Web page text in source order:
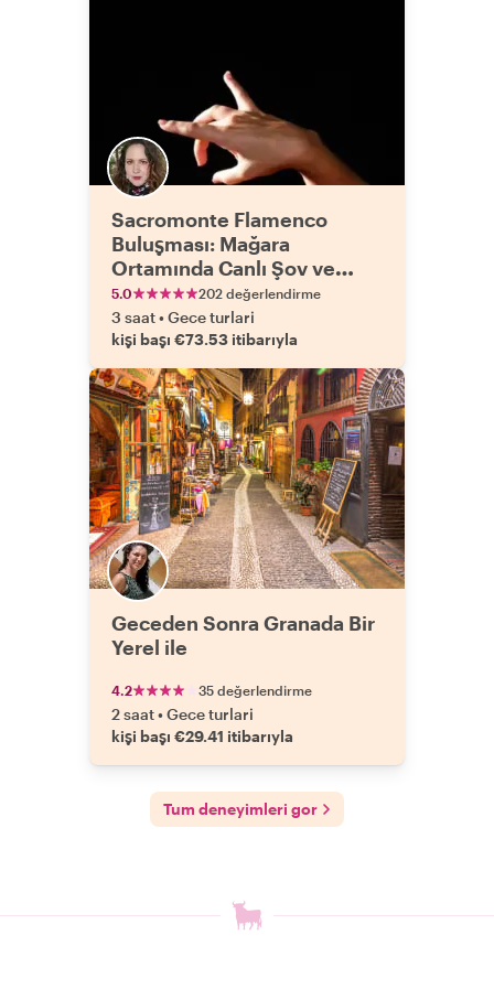
Sacromonte Flamenco
Buluşması: Mağara
Ortamında Canlı Şov ve
Akşam Yemeği
5.0 202 değerlendirme
3 saat•Gece turlari
kişi başı €73.53 itibarıyla
Geceden Sonra Granada Bir
Yerel ile
4.2 35 değerlendirme
2 saat•Gece turlari
kişi başı €29.41 itibarıyla
Tum deneyimleri gor